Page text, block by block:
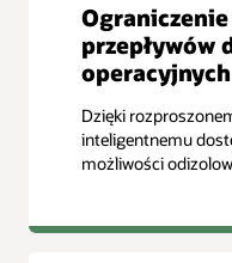
przepływów
operacyjnych
Dzięki
inteligentnemu
możliwości